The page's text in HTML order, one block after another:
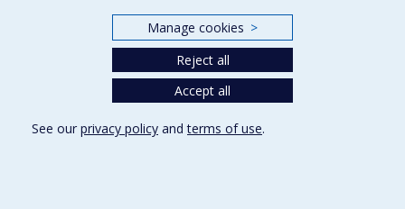
Manage cookies >
Reject all
Accept all
See our privacy policy andterms of use.